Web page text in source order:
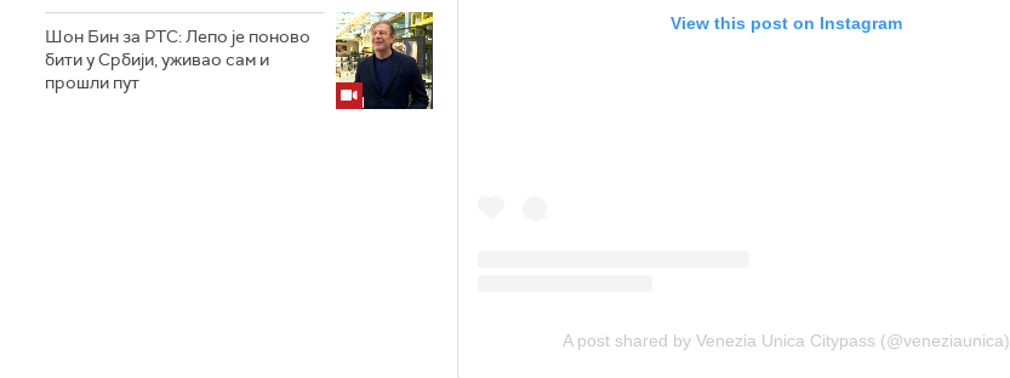
Шон Бин за РТС: Лепо је поново
бити у Србији, уживао сам и
прошли пут
View this post on Instagram
A post shared by Venezia Unica Citypass (@veneziaunica)